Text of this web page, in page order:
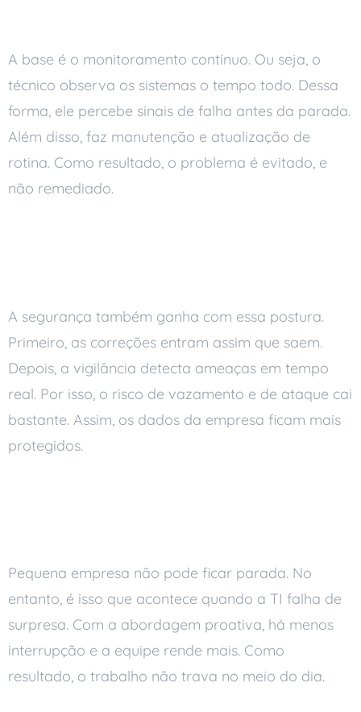
A base é o monitoramento contínuo. Ou seja, o
técnico observa os sistemas o tempo todo. Dessa
forma, ele percebe sinais de falha antes da parada.
Além disso, faz manutenção e atualização de
rotina. Como resultado, o problema é evitado, e
não remediado.
A segurança também ganha com essa postura.
Primeiro, as correções entram assim que saem.
Depois, a vigilância detecta ameaças em tempo
real. Por isso, o risco de vazamento e de ataque cai
bastante. Assim, os dados da empresa ficam mais
protegidos.
Pequena empresa não pode ficar parada. No
entanto, é isso que acontece quando a TI falha de
surpresa. Com a abordagem proativa, há menos
interrupção e a equipe rende mais. Como
resultado, o trabalho não trava no meio do dia.